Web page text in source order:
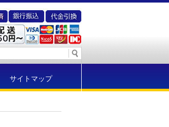
サイトマップ